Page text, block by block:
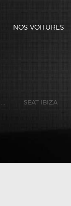
NOS VOITURES
... SEAT IBIZA